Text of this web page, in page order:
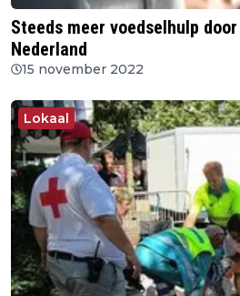
Steeds meer voedselhulp
Nederland
15 november 2022
Lokaal